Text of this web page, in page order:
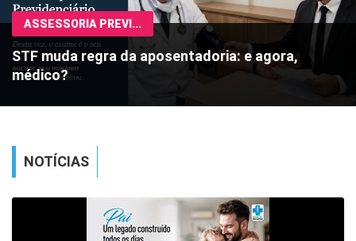
ASSESSORIA PREVI...
STF muda regra da aposentadoria: e agora,
médico?
NOTÍCIAS